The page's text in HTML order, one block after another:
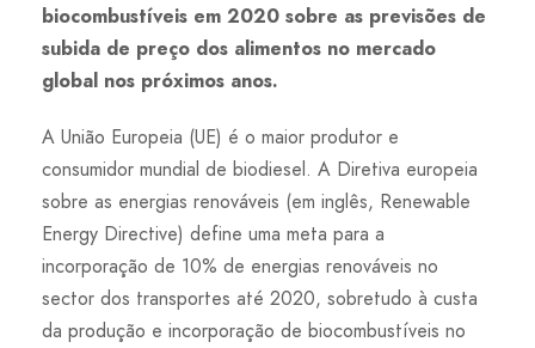
biocombustíveis em 2020 sobre as previsões de
subida de preço dos alimentos no mercado
global nos próximos anos.
A União Europeia (UE) é o maior produtor e
consumidor mundial de biodiesel. A Diretiva europeia
sobre as energias renováveis (em inglês, Renewable
Energy Directive) define uma meta para a
incorporação de 10% de energias renováveis no
sector dos transportes até 2020, sobretudo à custa
da produção e incorporação de biocombustíveis no